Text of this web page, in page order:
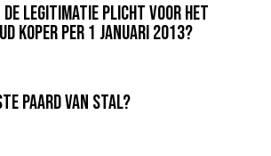
de legitimatie plicht voor het
koper per 1 januari 2013?
paard van stal?